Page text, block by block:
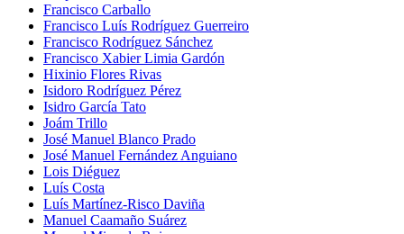
Francisco Carballo
Francisco Luís Rodríguez Guerreiro
Francisco Rodríguez Sánchez
Francisco Xabier Limia Gardón
Hixinio Flores Rivas
Isidoro Rodríguez Pérez
Isidro García Tato
Joám Trillo
José Manuel Blanco Prado
José Manuel Fernández Anguiano
Lois Diéguez
Luís Costa
Luís Martínez-Risco Daviña
Manuel Caamaño Suárez